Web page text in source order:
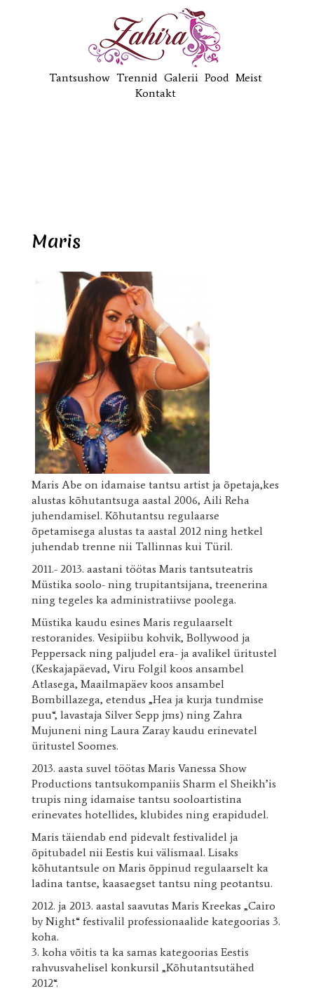
Tantsushow Trennid Galerii Pood Meist
Kontakt
Maris
Maris Abe on idamaise tantsu artist ja õpetaja,kes
alustas kõhutantsuga aastal 2006, Aili Reha
juhendamisel. Kõhutantsu regulaarse
õpetamisega alustas ta aastal 2012 ning hetkel
juhendab trenne nii Tallinnas kui Türil.
2011.- 2013. aastani töötas Maris tantsuteatris
Müstika soolo- ning trupitantsijana, treenerina
ning tegeles ka administratiivse poolega.
Müstika kaudu esines Maris regulaarselt
restoranides. Vesipiibu kohvik, Bollywood ja
Peppersack ning paljudel era- ja avalikel üritustel
(Keskajapäevad, Viru Folgil koos ansambel
Atlasega, Maailmapäev koos ansambel
Bombillazega, etendus „Hea ja kurja tundmise
puu“, lavastaja Silver Sepp jms) ning Zahra
Mujuneni ning Laura Zaray kaudu erinevatel
üritustel Soomes.
2013. aasta suvel töötas Maris Vanessa Show
Productions tantsukompaniis Sharm el Sheikh’is
trupis ning idamaise tantsu sooloartistina
erinevates hotellides, klubides ning erapidudel.
Maris täiendab end pidevalt festivalidel ja
õpitubadel nii Eestis kui välismaal. Lisaks
kõhutantsule on Maris õppinud regulaarselt ka
ladina tantse, kaasaegset tantsu ning peotantsu.
2012. ja 2013. aastal saavutas Maris Kreekas „Cairo
by Night“ festivalil professionaalide kategoorias 3.
koha.
3. koha võitis ta ka samas kategoorias Eestis
rahvusvahelisel konkursil „Kõhutantsutähed
2012“.